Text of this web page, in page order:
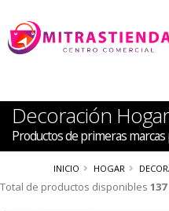
Decoración Hogar
Productos de primeras
INICIO HOGAR
Total de productos disponibles 137